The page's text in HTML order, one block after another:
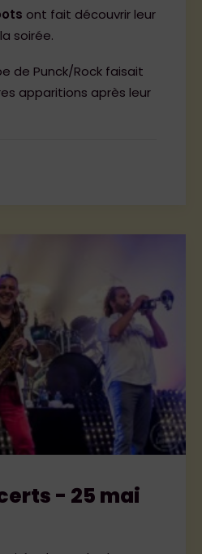
ont fait découvrir leur
soirée.
de Punck/Rock faisait
apparitions après leur
- 25 mai